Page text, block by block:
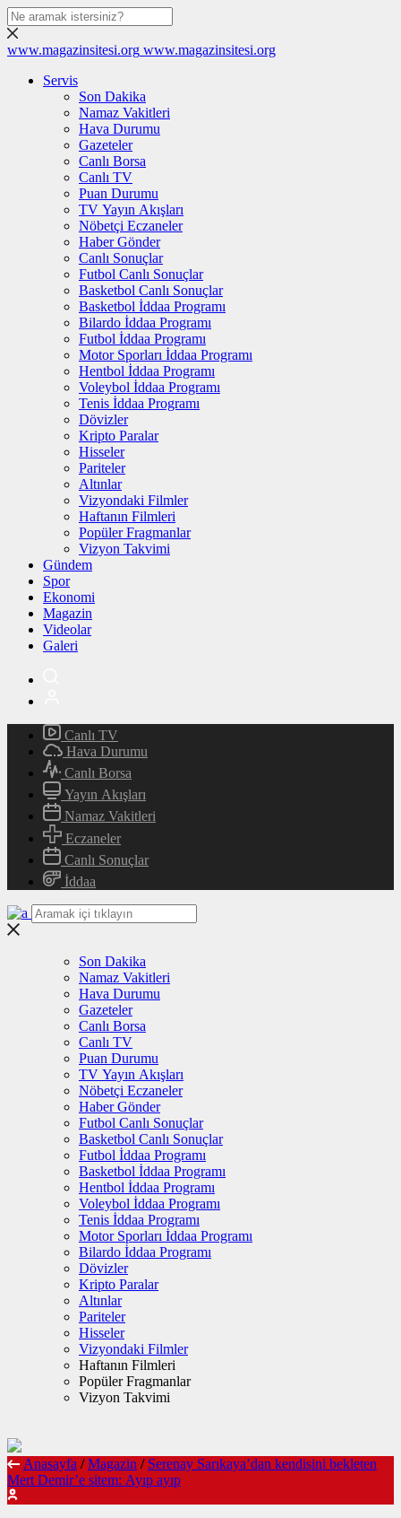
www.magazinsitesi.org www.magazinsitesi.org
Servis
Son Dakika
Namaz Vakitleri
Hava Durumu
Gazeteler
Canlı Borsa
Canlı TV
Puan Durumu
TV Yayın Akışları
Nöbetçi Eczaneler
Haber Gönder
Canlı Sonuçlar
Futbol Canlı Sonuçlar
Basketbol Canlı Sonuçlar
Basketbol İddaa Programı
Bilardo İddaa Programı
Futbol İddaa Programı
Motor Sporları İddaa Programı
Hentbol İddaa Programı
Voleybol İddaa Programı
Tenis İddaa Programı
Dövizler
Kripto Paralar
Hisseler
Pariteler
Altınlar
Vizyondaki Filmler
Haftanın Filmleri
Popüler Fragmanlar
Vizyon Takvimi
Gündem
Spor
Ekonomi
Magazin
Videolar
Galeri
Canlı TV
Hava Durumu
Canlı Borsa
Yayın Akışları
Namaz Vakitleri
Eczaneler
Canlı Sonuçlar
İddaa
Son Dakika
Namaz Vakitleri
Hava Durumu
Gazeteler
Canlı Borsa
Canlı TV
Puan Durumu
TV Yayın Akışları
Nöbetçi Eczaneler
Haber Gönder
Futbol Canlı Sonuçlar
Basketbol Canlı Sonuçlar
Futbol İddaa Programı
Basketbol İddaa Programı
Hentbol İddaa Programı
Voleybol İddaa Programı
Tenis İddaa Programı
Motor Sporları İddaa Programı
Bilardo İddaa Programı
Dövizler
Kripto Paralar
Altınlar
Pariteler
Hisseler
Vizyondaki Filmler
Haftanın Filmleri
Popüler Fragmanlar
Vizyon Takvimi
Anasayfa / Magazin / Serenay Sarıkaya’dan kendisini bekleten
Mert Demir’e sitem: Ayıp ayıp